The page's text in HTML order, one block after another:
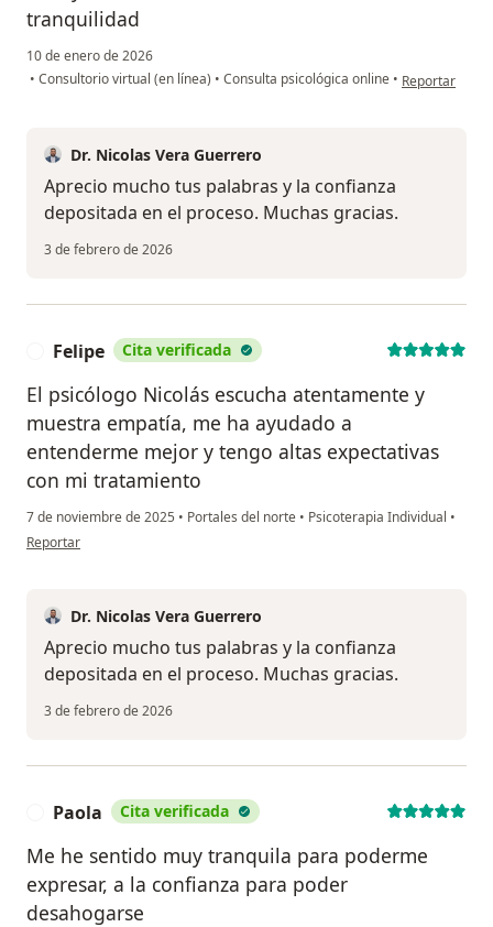
tranquilidad
10 de enero de 2026
• Consultorio virtual (en línea) • Consulta psicológica online • en opinión del
Reportar
Dr. Nicolas Vera Guerrero
Aprecio mucho tus palabras y la confianza
depositada en el proceso. Muchas gracias.
3 de febrero de 2026
Felipe Cita verificada
El psicólogo Nicolás escucha atentamente y
muestra empatía, me ha ayudado a
entenderme mejor y tengo altas expectativas
con mi tratamiento
7 de noviembre de 2025 • Portales del norte • Psicoterapia Individual •
en opinión del usuario Felipe
Reportar
Dr. Nicolas Vera Guerrero
Aprecio mucho tus palabras y la confianza
depositada en el proceso. Muchas gracias.
3 de febrero de 2026
Paola Cita verificada
Me he sentido muy tranquila para poderme
expresar, a la confianza para poder
desahogarse